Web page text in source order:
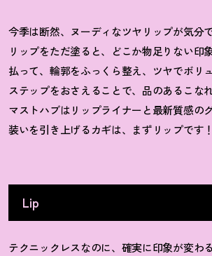
今季は断然、ヌーディなツヤリップが気分
リップをただ塗ると、どこか物足りない印
払って、輪郭をふっくら整え、ツヤでボリ
ステップをおさえることで、品のあるこな
マストハブはリップライナーと最新質感の
装いを引き上げるカギは、まずリップです！
Lip
テクニックレスなのに、確実に印象が変わ